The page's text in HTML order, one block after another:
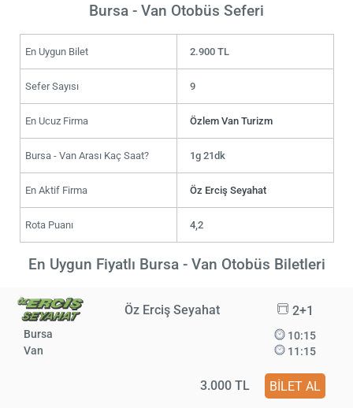
Bursa - Van Otobüs Seferi
En Uygun Bilet 2.900 TL
Sefer Sayısı 9
En Ucuz Firma Özlem Van Turizm
Bursa - Van Arası Kaç Saat? 1g 21dk
En Aktif Firma Öz Erciş Seyahat
Rota Puanı 4,2
En Uygun Fiyatlı Bursa - Van Otobüs Biletleri
Öz Erciş Seyahat 2+1
Bursa
Van
10:15
11:15
3.000 TL BİLET AL